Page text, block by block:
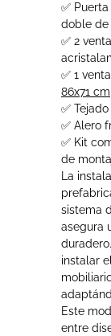
✅
doble de
✅ 2
✅ 1
86x71 cm
✅
✅ Alero
✅ Kit
de
La
sistema
asegura
instalar
Este
entre